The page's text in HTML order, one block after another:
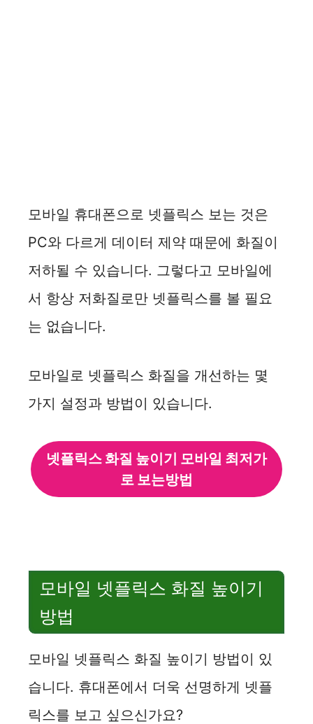
모바일 휴대폰으로 넷플릭스 보는 것은
PC와 다르게 데이터 제약 때문에 화질이
저하될 수 있습니다. 그렇다고 모바일에
서 항상 저화질로만 넷플릭스를 볼 필요
는 없습니다.
모바일로 넷플릭스 화질을 개선하는 몇
가지 설정과 방법이 있습니다.
넷플릭스 화질 높이기 모바일 최저가
로 보는방법
모바일 넷플릭스 화질 높이기
방법
모바일 넷플릭스 화질 높이기 방법이 있
습니다. 휴대폰에서 더욱 선명하게 넷플
릭스를 보고 싶으신가요?